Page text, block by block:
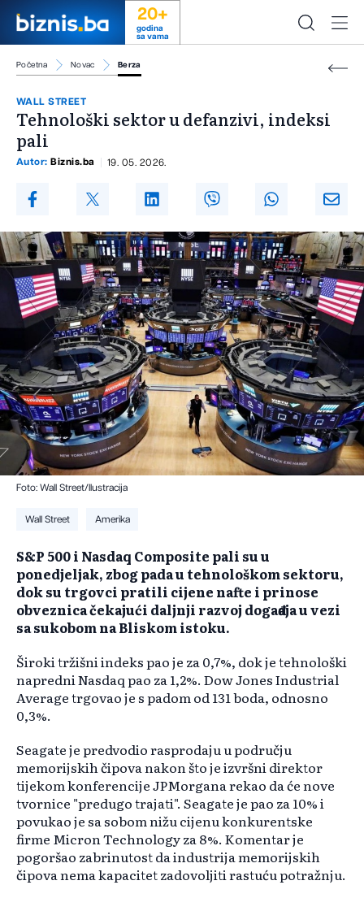
20+
godina
sa vama
Početna Novac Berza
WALL STREET
Tehnološki sektor u defanzivi, indeksi
pali
Autor: Biznis.ba 19. 05. 2026.
Foto: Wall Street/Ilustracija
Wall Street Amerika
S&P 500 i Nasdaq Composite pali su u
ponedjeljak, zbog pada u tehnološkom sektoru,
dok su trgovci pratili cijene nafte i prinose
obveznica čekajući daljnji razvoj događaja u vezi
sa sukobom na Bliskom istoku.
Široki tržišni indeks pao je za 0,7%, dok je tehnološki
napredni Nasdaq pao za 1,2%. Dow Jones Industrial
Average trgovao je s padom od 131 boda, odnosno
0,3%.
Seagate je predvodio rasprodaju u području
memorijskih čipova nakon što je izvršni direktor
tijekom konferencije JPMorgana rekao da će nove
tvornice "predugo trajati". Seagate je pao za 10% i
povukao je sa sobom nižu cijenu konkurentske
firme Micron Technology za 8%. Komentar je
pogoršao zabrinutost da industrija memorijskih
čipova nema kapacitet zadovoljiti rastuću potražnju.